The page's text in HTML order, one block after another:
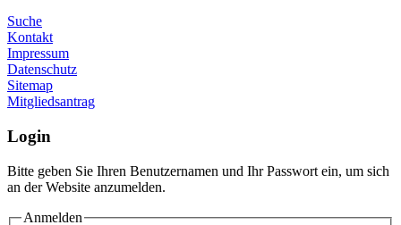
Suche
Kontakt
Impressum
Datenschutz
Sitemap
Mitgliedsantrag
Login
Bitte geben Sie Ihren Benutzernamen und Ihr Passwort ein, um sich
an der Website anzumelden.
Anmelden